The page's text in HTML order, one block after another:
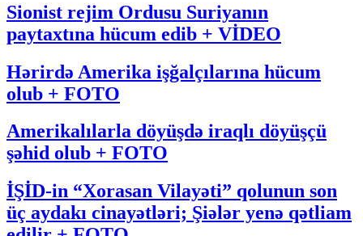
Sionist rejim Ordusu Suriyanın
paytaxtına hücum edib + VİDEO
Hərirdə Amerika işğalçılarına hücum
olub + FOTO
Amerikalılarla döyüşdə iraqlı döyüşçü
şəhid olub + FOTO
İŞİD-in “Xorasan Vilayəti” qolunun son
üç aydakı cinayətləri; Şiələr yenə qətliam